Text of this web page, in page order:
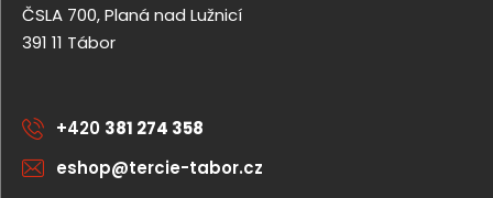
ČSLA 700, Planá nad Lužnicí
391 11 Tábor
+420 381 274 358
eshop@tercie-tabor.cz